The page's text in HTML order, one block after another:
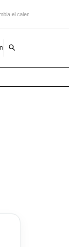
el calendario